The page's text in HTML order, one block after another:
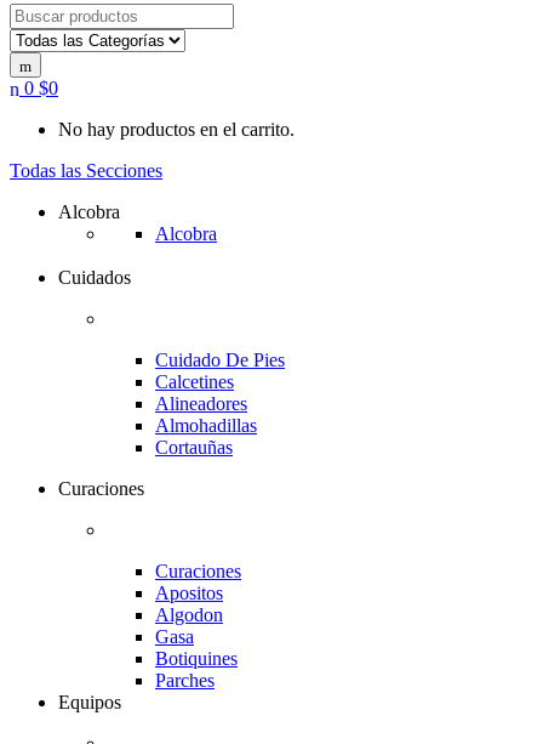
Search
for:
0 $0
No hay productos en el carrito.
Todas las Secciones
Alcobra
Alcobra
Cuidados
Cuidado De Pies
Calcetines
Alineadores
Almohadillas
Cortauñas
Curaciones
Curaciones
Apositos
Algodon
Gasa
Botiquines
Parches
Equipos